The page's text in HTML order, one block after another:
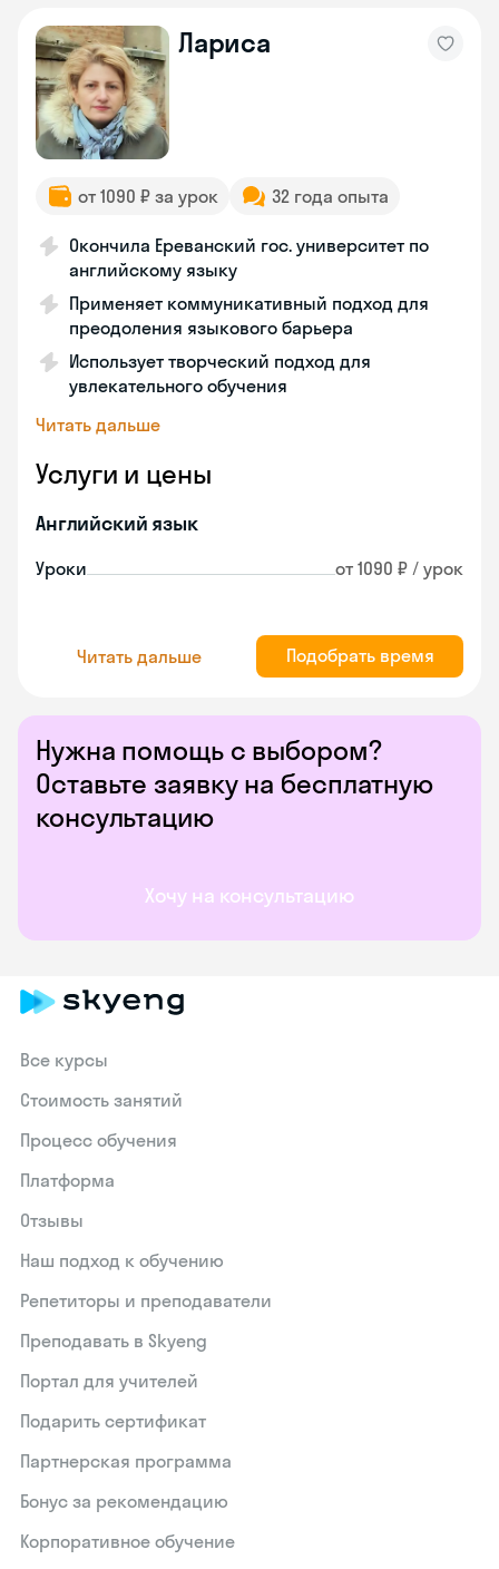
Нужна помощь с выбором?
Оставьте заявку на бесплатную
консультацию
Хочу на консультацию
Лариса
от 1090 ₽ за урок 32 года опыта
Окончила Ереванский гос. университет по
английскому языку
Применяет коммуникативный подход для
преодоления языкового барьера
Использует творческий подход для
увлекательного обучения
Читать дальше
Услуги и цены
Английский язык
Уроки от 1090 ₽ / урок
Читать дальше Подобрать время
Все курсы
Стоимость занятий
Процесс обучения
Платформа
Отзывы
Наш подход к обучению
Репетиторы и преподаватели
Преподавать в Skyeng
Портал для учителей
Подарить сертификат
Партнерская программа
Бонус за рекомендацию
Корпоративное обучение